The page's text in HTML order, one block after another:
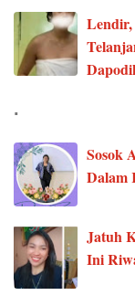
.
Sosok
Dalam
Jatuh
Ini